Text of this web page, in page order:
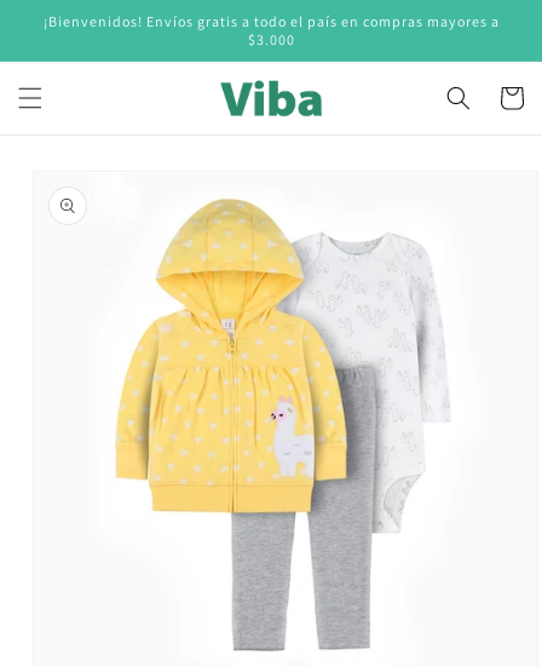
directamente
¡Bienvenidos! Envíos gratis a todo el país en compras mayores a
$3.000
Carrito
información